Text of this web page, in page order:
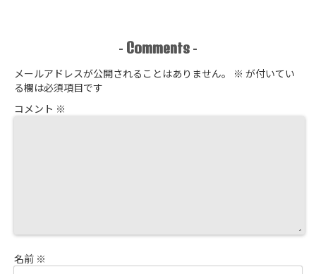
- Comments -
メールアドレスが公開されることはありません。 ※ が付いてい
る欄は必須項目です
コメント ※
名前 ※